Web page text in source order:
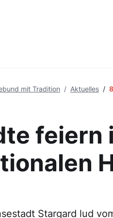
mit Tradition Aktuelles
feiern
Stargard lud